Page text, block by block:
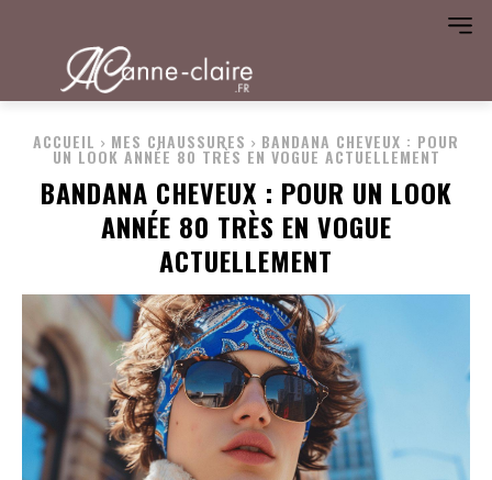
ACCUEIL MES CHAUSSURES BANDANA CHEVEUX : POUR
UN LOOK ANNÉE 80 TRÈS EN VOGUE ACTUELLEMENT
BANDANA CHEVEUX : POUR UN LOOK
ANNÉE 80 TRÈS EN VOGUE
ACTUELLEMENT